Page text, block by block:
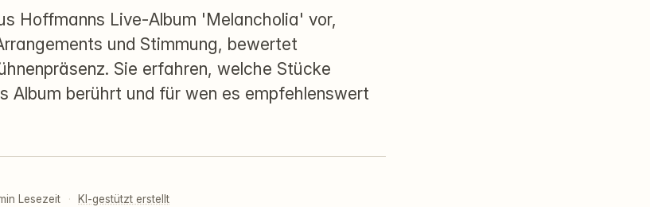
Hoffmanns Live‑Album 'Melancholia' vor,
und Stimmung, bewertet
Sie erfahren, welche Stücke
Album berührt und für wen es empfehlenswert
Lesezeit · KI-gestützt erstellt